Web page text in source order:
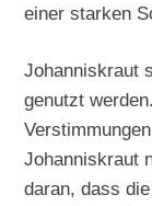
einer starken
Johanniskraut
genutzt
Johanniskraut
daran, dass